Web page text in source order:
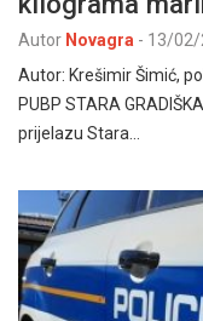
Autor Novagra - 13/02/
Autor: Krešimir Šimić,
PUBP STARA
prijelazu Stara…